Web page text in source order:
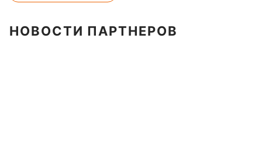
НОВОСТИ ПАРТНЕРОВ